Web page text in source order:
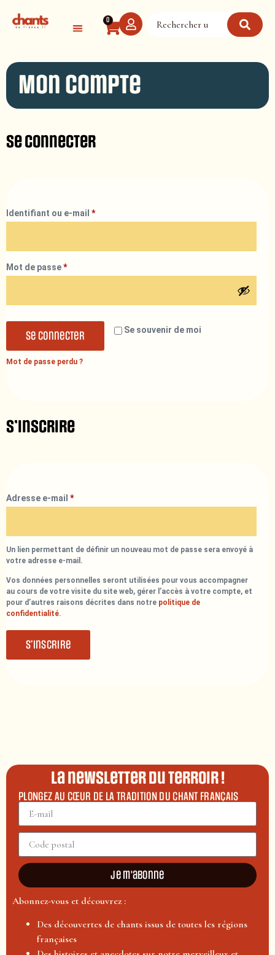
0
Mon compte
Se connecter
Identifiant ou e-mail *
Mot de passe*
Se souvenir de moi
Se connecter
Mot de passe perdu ?
S’inscrire
Adresse e-mail *
Un lien permettant de définir un nouveau mot de passe sera envoyé à
votre adresse e-mail.
Vos données personnelles seront utilisées pour vous accompagner
au cours de votre visite du site web, gérer l’accès à votre compte, et
pour d’autres raisons décrites dans notre politique de
confidentialité.
S’inscrire
La newsletter du terroir !
PLONGEZ AU CŒUR DE LA TRADITION DU CHANT FRANÇAIS
Je m'abonne
Abonnez-vous et découvrez :
Des découvertes de chants issus de toutes les régions
françaises